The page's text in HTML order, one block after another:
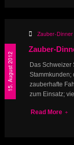
15. August 2012
Zauber-Dinner
Zauber-
Das Schweizer
Stammkunden;
zauberhafte
zum Einsatz;
Read More